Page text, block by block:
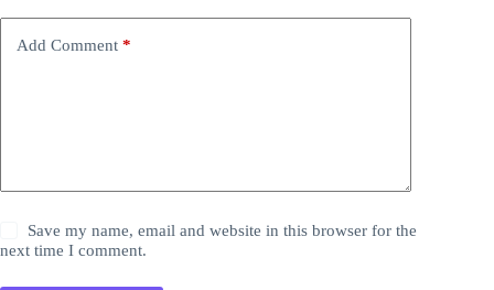
Add Comment *
Save my name, email and website in this browser for the
next time I comment.